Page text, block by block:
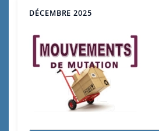
DÉCEMBRE 2025